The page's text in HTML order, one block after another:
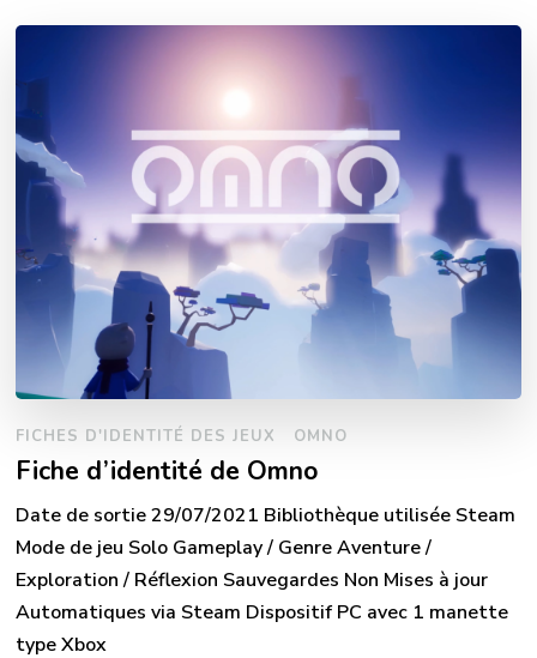
FICHES D'IDENTITÉ DES JEUX OMNO
Fiche d’identité de Omno
Date de sortie 29/07/2021 Bibliothèque utilisée Steam
Mode de jeu Solo Gameplay / Genre Aventure /
Exploration / Réflexion Sauvegardes Non Mises à jour
Automatiques via Steam Dispositif PC avec 1 manette
type Xbox